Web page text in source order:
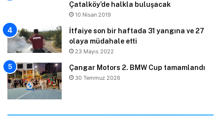
Çatalköy’de halkla buluşacak
10 Nisan 2019
İtfaiye son bir haftada 31 yangına ve 27
olaya müdahale etti
23 Mayıs 2022
Çangar Motors 2. BMW Cup tamamlandı
30 Temmuz 2026